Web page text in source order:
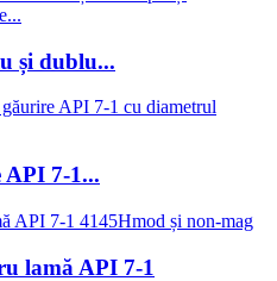
și dublu...
API 7-1...
lamă API 7-1